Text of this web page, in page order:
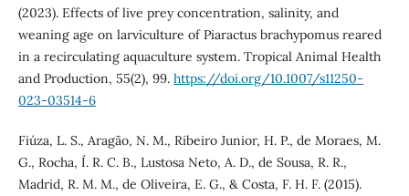
(2023). Effects of live prey concentration, salinity, and
weaning age on larviculture of Piaractus brachypomus reared
in a recirculating aquaculture system. Tropical Animal Health
and Production, 55(2), 99. https://doi.org/10.1007/s11250-
023-03514-6
Fiúza, L. S., Aragão, N. M., Ribeiro Junior, H. P., de Moraes, M.
G., Rocha, Í. R. C. B., Lustosa Neto, A. D., de Sousa, R. R.,
Madrid, R. M. M., de Oliveira, E. G., & Costa, F. H. F. (2015).